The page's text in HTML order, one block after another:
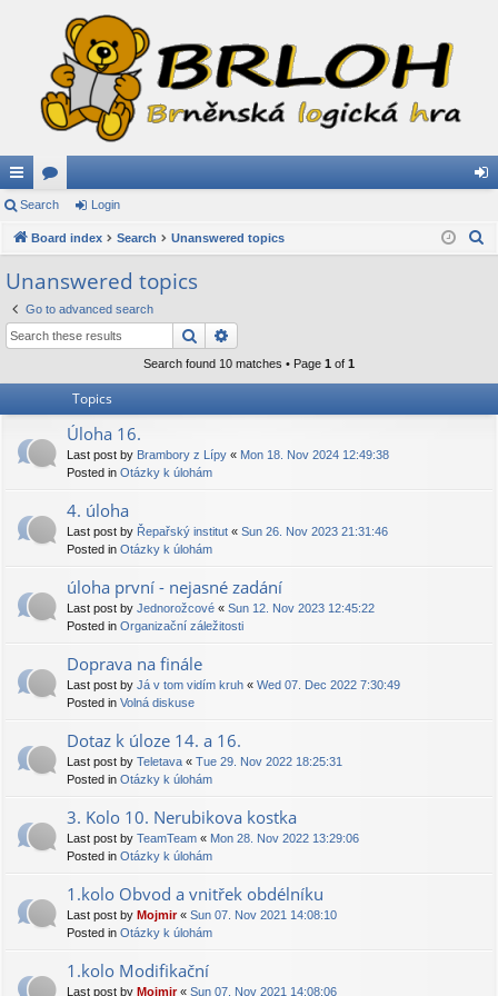
ui
ck
lin
ks
or
u
s
in
Search Login
Board index Search Unanswered topics
Unanswered topics
Go to advanced search
Search
Search found 10 matches • Page 1 of 1
Topics
Úloha 16.
Last post by Brambory z Lípy « Mon 18. Nov 2024 12:49:38
Posted in Otázky k úlohám
4. úloha
Last post by Řepařský institut « Sun 26. Nov 2023 21:31:46
Posted in Otázky k úlohám
úloha první - nejasné zadání
Last post by Jednorožcové « Sun 12. Nov 2023 12:45:22
Posted in Organizační záležitosti
Doprava na finále
Last post by Já v tom vidím kruh « Wed 07. Dec 2022 7:30:49
Posted in Volná diskuse
Dotaz k úloze 14. a 16.
Last post by Teletava « Tue 29. Nov 2022 18:25:31
Posted in Otázky k úlohám
3. Kolo 10. Nerubikova kostka
Last post by TeamTeam « Mon 28. Nov 2022 13:29:06
Posted in Otázky k úlohám
1.kolo Obvod a vnitřek obdélníku
Last post by Mojmir« Sun 07. Nov 2021 14:08:10
Posted in Otázky k úlohám
1.kolo Modifikační
Last post by Mojmir« Sun 07. Nov 2021 14:08:06